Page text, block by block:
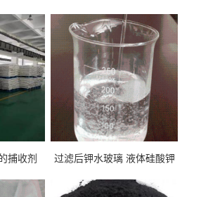
捕收剂 过滤后钾水玻璃 液体硅酸钾